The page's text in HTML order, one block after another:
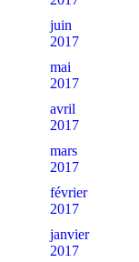
juin
2017
mai
2017
avril
2017
mars
2017
février
2017
janvier
2017